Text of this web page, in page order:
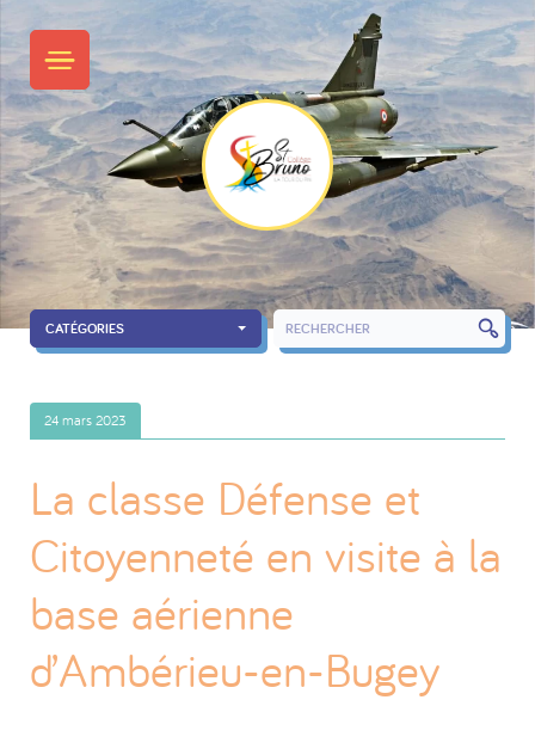
to
content
PRIMARY MENU
CATÉGORIES
24 mars 2023
La classe Défense et
Citoyenneté en visite à la
base aérienne
d’Ambérieu-en-Bugey